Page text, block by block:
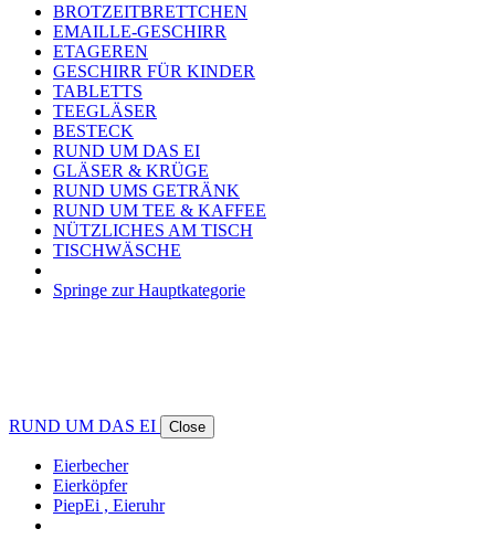
BROTZEITBRETTCHEN
EMAILLE-GESCHIRR
ETAGEREN
GESCHIRR FÜR KINDER
TABLETTS
TEEGLÄSER
BESTECK
RUND UM DAS EI
GLÄSER & KRÜGE
RUND UMS GETRÄNK
RUND UM TEE & KAFFEE
NÜTZLICHES AM TISCH
TISCHWÄSCHE
Springe zur Hauptkategorie
RUND UM DAS EI Close
Eierbecher
Eierköpfer
PiepEi , Eieruhr